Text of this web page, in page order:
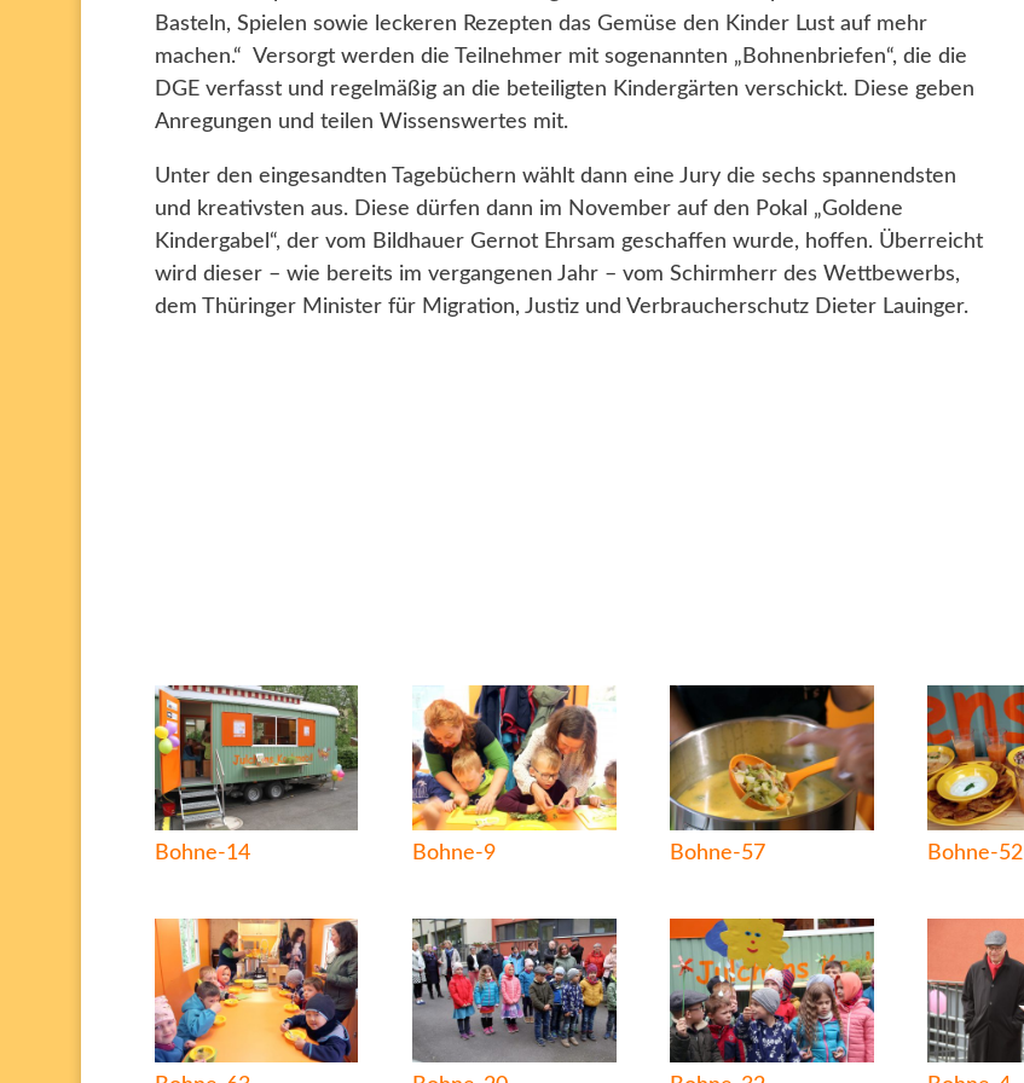
Basteln, Spielen sowie leckeren Rezepten das Gemüse den Kinder Lust auf mehr
machen.“ Versorgt werden die Teilnehmer mit sogenannten „Bohnenbriefen“, die die
DGE verfasst und regelmäßig an die beteiligten Kindergärten verschickt. Diese geben
Anregungen und teilen Wissenswertes mit.
Unter den eingesandten Tagebüchern wählt dann eine Jury die sechs spannendsten
und kreativsten aus. Diese dürfen dann im November auf den Pokal „Goldene
Kindergabel“, der vom Bildhauer Gernot Ehrsam geschaffen wurde, hoffen. Überreicht
wird dieser – wie bereits im vergangenen Jahr – vom Schirmherr des Wettbewerbs,
dem Thüringer Minister für Migration, Justiz und Verbraucherschutz Dieter Lauinger.
Bohne-14 Bohne-9 Bohne-57 Bohne-52